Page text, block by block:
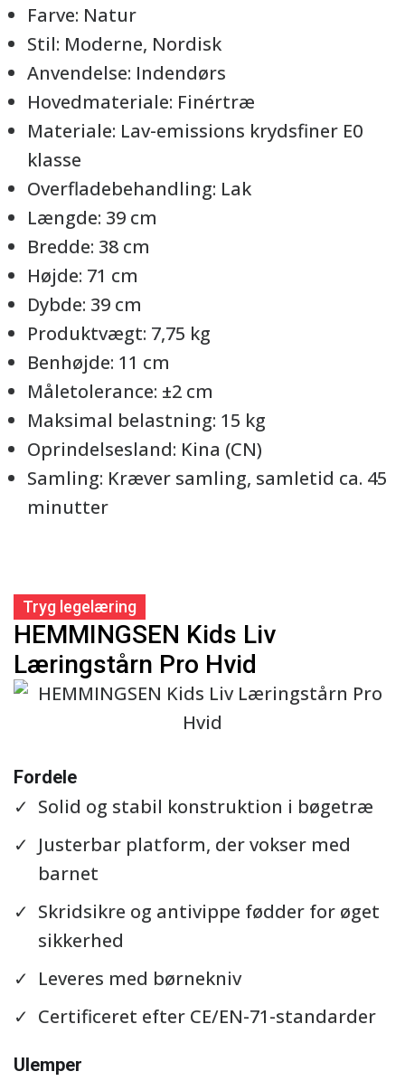
Farve: Natur
Stil: Moderne, Nordisk
Anvendelse: Indendørs
Hovedmateriale: Finértræ
Materiale: Lav-emissions krydsfiner E0
klasse
Overfladebehandling: Lak
Længde: 39 cm
Bredde: 38 cm
Højde: 71 cm
Dybde: 39 cm
Produktvægt: 7,75 kg
Benhøjde: 11 cm
Måletolerance: ±2 cm
Maksimal belastning: 15 kg
Oprindelsesland: Kina (CN)
Samling: Kræver samling, samletid ca. 45
minutter
Tryg legelæring
HEMMINGSEN Kids Liv
Læringstårn Pro Hvid
Fordele
Solid og stabil konstruktion i bøgetræ
Justerbar platform, der vokser med
barnet
Skridsikre og antivippe fødder for øget
sikkerhed
Leveres med børnekniv
Certificeret efter CE/EN-71-standarder
Ulemper